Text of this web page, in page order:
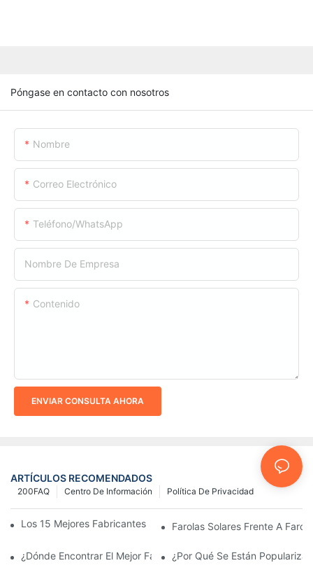
Póngase en contacto con nosotros
Nombre
Correo Electrónico
Teléfono/WhatsApp
Nombre De Empresa
Contenido
ENVIAR CONSULTA AHORA
ARTÍCULOS RECOMENDADOS
Política De Privacidad
Centro De Información
200FAQ
Los 15 Mejores Fabricantes De Farolas Solares Del Mundo
Farolas Solares Frente A
¿Dónde Encontrar El Mejor Fabricante De Farolas Solares?
¿Por Qué Se Están